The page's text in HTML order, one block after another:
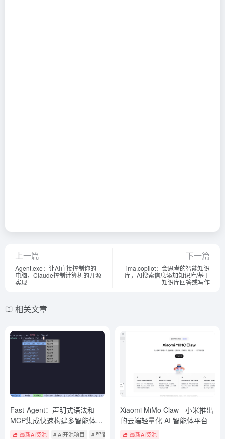
上一篇
Agent.exe：让AI直接控制你的
电脑，Claude控制计算机的开源
实现
下一篇
ima.copilot：会思考的智能知识
库，AI搜索信息添加知识库/基于
知识库回答或写作
相关文章
Fast-Agent：声明式语法和
MCP集成快速构建多智能体工
作流最新AI资源 # AI开源项目 # 智能体开发框架
Xiaomi MiMo Claw - 小米推出
的云端轻量化 AI 智能体平台
最新AI资源